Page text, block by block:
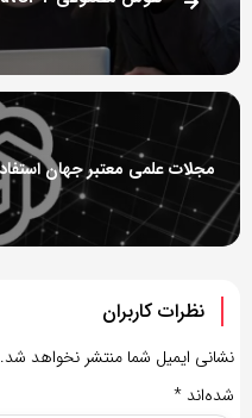
نظرات کاربران
نشانی ایمیل شما منتشر نخواهد شد.
شده‌اند *